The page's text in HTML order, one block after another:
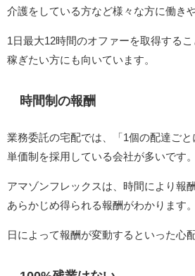
介護をしている方など様々な方に働き
1日最大12時間のオファーを取得する
稼ぎたい方にも向いています。
時間制の報酬
業務委託の宅配では、「1個の配達ご
単価制を採用している会社が多いです。
アマゾンフレックスは、時間により報
あらかじめ得られる報酬がわかります。
日によって報酬が変動するといった心